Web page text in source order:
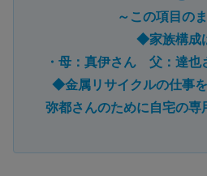
～この項目の
◆家族構成
・母：真伊さん 父：達
◆金属リサイクルの仕事を
弥都さんのために自宅の専